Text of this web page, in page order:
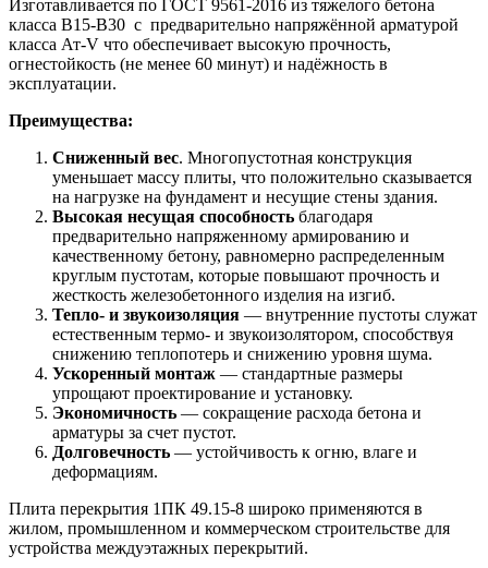
Изготавливается по ГОСТ 9561-2016 из тяжелого бетона
класса B15-B30 с предварительно напряжённой арматурой
класса Ат‑V что обеспечивает высокую прочность,
огнестойкость (не менее 60 минут) и надёжность в
эксплуатации.
Преимущества:
Сниженный вес. Многопустотная конструкция
уменьшает массу плиты, что положительно сказывается
на нагрузке на фундамент и несущие стены здания.
Высокая несущая способность благодаря
предварительно напряженному армированию и
качественному бетону, равномерно распределенным
круглым пустотам, которые повышают прочность и
жесткость железобетонного изделия на изгиб.
Тепло- и звукоизоляция — внутренние пустоты служат
естественным термо- и звукоизолятором, способствуя
снижению теплопотерь и снижению уровня шума.
Ускоренный монтаж — стандартные размеры
упрощают проектирование и установку.
Экономичность — сокращение расхода бетона и
арматуры за счет пустот.
Долговечность — устойчивость к огню, влаге и
деформациям.
Плита перекрытия 1ПК 49.15-8 широко применяются в
жилом, промышленном и коммерческом строительстве для
устройства междуэтажных перекрытий.